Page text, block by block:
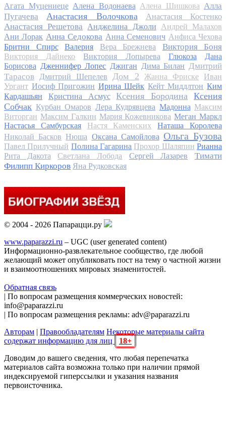
Агата Муцениеце Алена Водонаева Алена Шишкова Алла
Пугачева
Анастасия Волочкова Анастасия Костенко
Анастасия Решетова Анджелина Джоли
Андрей Малахов
Ани Лорак Анна Седокова Анна Семенович Анфиса Чехова
Бритни Спирс
Валерия Вера Брежнева Виктория Боня
Виктория Дайнеко Виктория Лопырева Глюкоза
Дана
Борисова Дженнифер Лопес Джиган Дима Билан
Дмитрий
Тарасов
Дмитрий Шепелев Дом 2 Жанна Фриске
Иван
Ургант Иосиф Пригожин Ирина Шейк Кейт Миддлтон Ким
Кардашьян
Кристина Асмус Ксения Бородина
Ксения
Собчак Курбан Омаров Лера Кудрявцева Мадонна Максим
Виторган Максим Галкин Мария Кожевникова Меган Маркл
Настасья Самбурская
Настя Каменских
Наташа Королева
Николай Басков Нюша Оксана Самойлова Ольга Бузова
Павел Прилучный Полина Гагарина Прохор Шаляпин Рианна
Рита Дакота
Светлана Лобода Сергей Лазарев
Тимати
Филипп Киркоров Яна Рудковская
© 2004 - 2026 Папарацци.ру
www.paparazzi.ru – UGC (user generated content)
Информационно-развлекательное сообщество, где любой
желающий может опубликовать пост на тему о частной жизни
и взаимоотношениях мировых знаменитостей.
Обратная связь
| По вопросам размещения коммерческих новостей:
info@paparazzi.ru
| По вопросам размещения рекламы: adv@paparazzi.ru
Авторам | Правообладателям Некоторые материалы сайта
содержат информацию для лиц
18+
Доводим до вашего сведения, что любая перепечатка
материалов сайта возможна только при наличии прямой
индексируемой гиперссылки и указания названия
первоисточника.